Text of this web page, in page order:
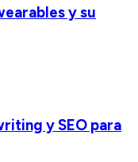
y su
y SEO para